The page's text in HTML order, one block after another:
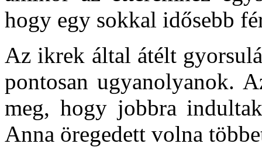
hogy egy sokkal idősebb
Az ikrek által átélt
pontosan ugyanolyanok.
meg, hogy jobbra
Anna öregedett volna